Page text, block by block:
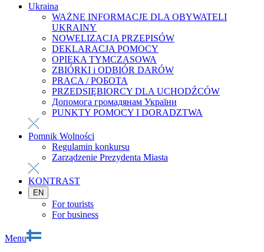
Ukraina
WAŻNE INFORMACJE DLA OBYWATELI
UKRAINY
NOWELIZACJA PRZEPISÓW
DEKLARACJA POMOCY
OPIEKA TYMCZASOWA
ZBIÓRKI i ODBIÓR DARÓW
PRACA / РОБОТА
PRZEDSIĘBIORCY DLA UCHODŹCÓW
Допомога громадянам України
PUNKTY POMOCY I DORADZTWA
Pomnik Wolności
Regulamin konkursu
Zarządzenie Prezydenta Miasta
KONTRAST
EN
For tourists
For business
Menu